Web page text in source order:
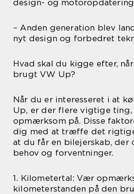
design- og
– Anden generation blev
nyt design og forbedret
Hvad skal du kigge efter,
brugt VW Up?
Når du er interesseret i at
Up, er der flere vigtige
opmærksom på. Disse
dig med at træffe det
at du får en bilejerskab, der
behov og forventninger.
1. Kilometertal: Vær
kilometerstanden på den